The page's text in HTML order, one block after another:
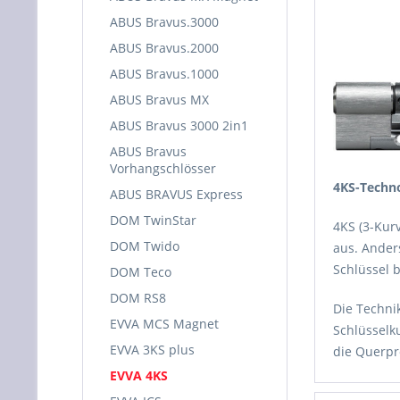
ABUS Bravus.3000
ABUS Bravus.2000
ABUS Bravus.1000
ABUS Bravus MX
ABUS Bravus 3000 2in1
ABUS Bravus
Vorhangschlösser
ABUS BRAVUS Express
DOM TwinStar
DOM Twido
DOM Teco
DOM RS8
EVVA MCS Magnet
EVVA 3KS plus
EVVA 4KS
4KS-
4KS (3-
aus.
Schlüssel
Die
die
Während